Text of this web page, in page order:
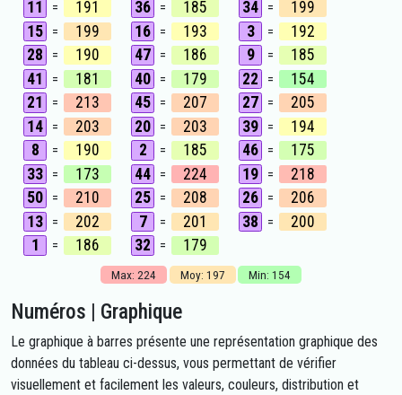
11
= 191 36 = 185 34 =
199
15 = 199 16 = 193 3 =
192
28
= 190 47 = 186 9 =
185
41
= 181 40 = 179 22 =
154
21
= 213 45 = 207 27 =
205
14 = 203 20 = 203 39 =
194
8
= 190 2 = 185 46 =
175
33 = 173 44 = 224 19 =
218
50 = 210 25 = 208 26 =
206
13 = 202 7 = 201 38 =
200
1
= 186 32 = 179
Max: 224 Moy: 197 Min: 154
Numéros | Graphique
Le graphique à barres présente une représentation graphique des
données du tableau ci-dessus, vous permettant de vérifier
visuellement et facilement les valeurs, couleurs, distribution et